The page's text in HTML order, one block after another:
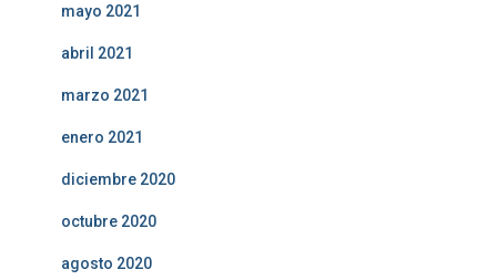
mayo 2021
abril 2021
marzo 2021
enero 2021
diciembre 2020
octubre 2020
agosto 2020